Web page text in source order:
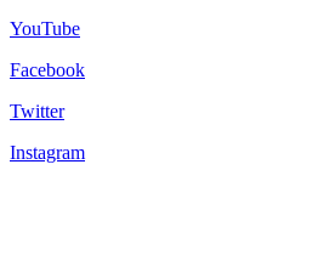
YouTube
Facebook
Twitter
Instagram